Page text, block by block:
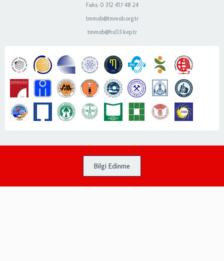
Faks: 0 312 417 48 24
tmmob@tmmob.org.tr
tmmob@hs03.kep.tr
Bilgi Edinme